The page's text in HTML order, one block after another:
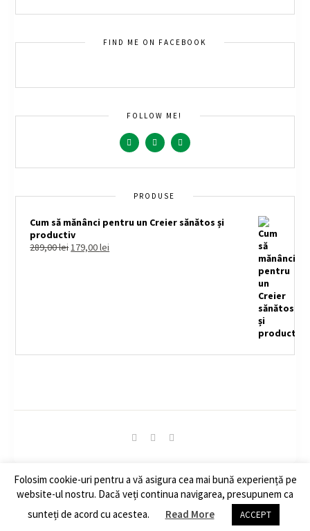
FIND ME ON FACEBOOK
FOLLOW ME!
PRODUSE
Cum să mănânci pentru un Creier sănătos și
productiv
289,00lei179,00lei
© Copyright 2020 - Feed Your Brain. All Rights Reserved.
Politica de confidentialitate|Cookies
Folosim cookie-uri pentru a vă asigura cea mai bună experiență pe
website-ul nostru. Dacă veți continua navigarea, presupunem ca
sunteți de acord cu acestea.
Read More ACCEPT